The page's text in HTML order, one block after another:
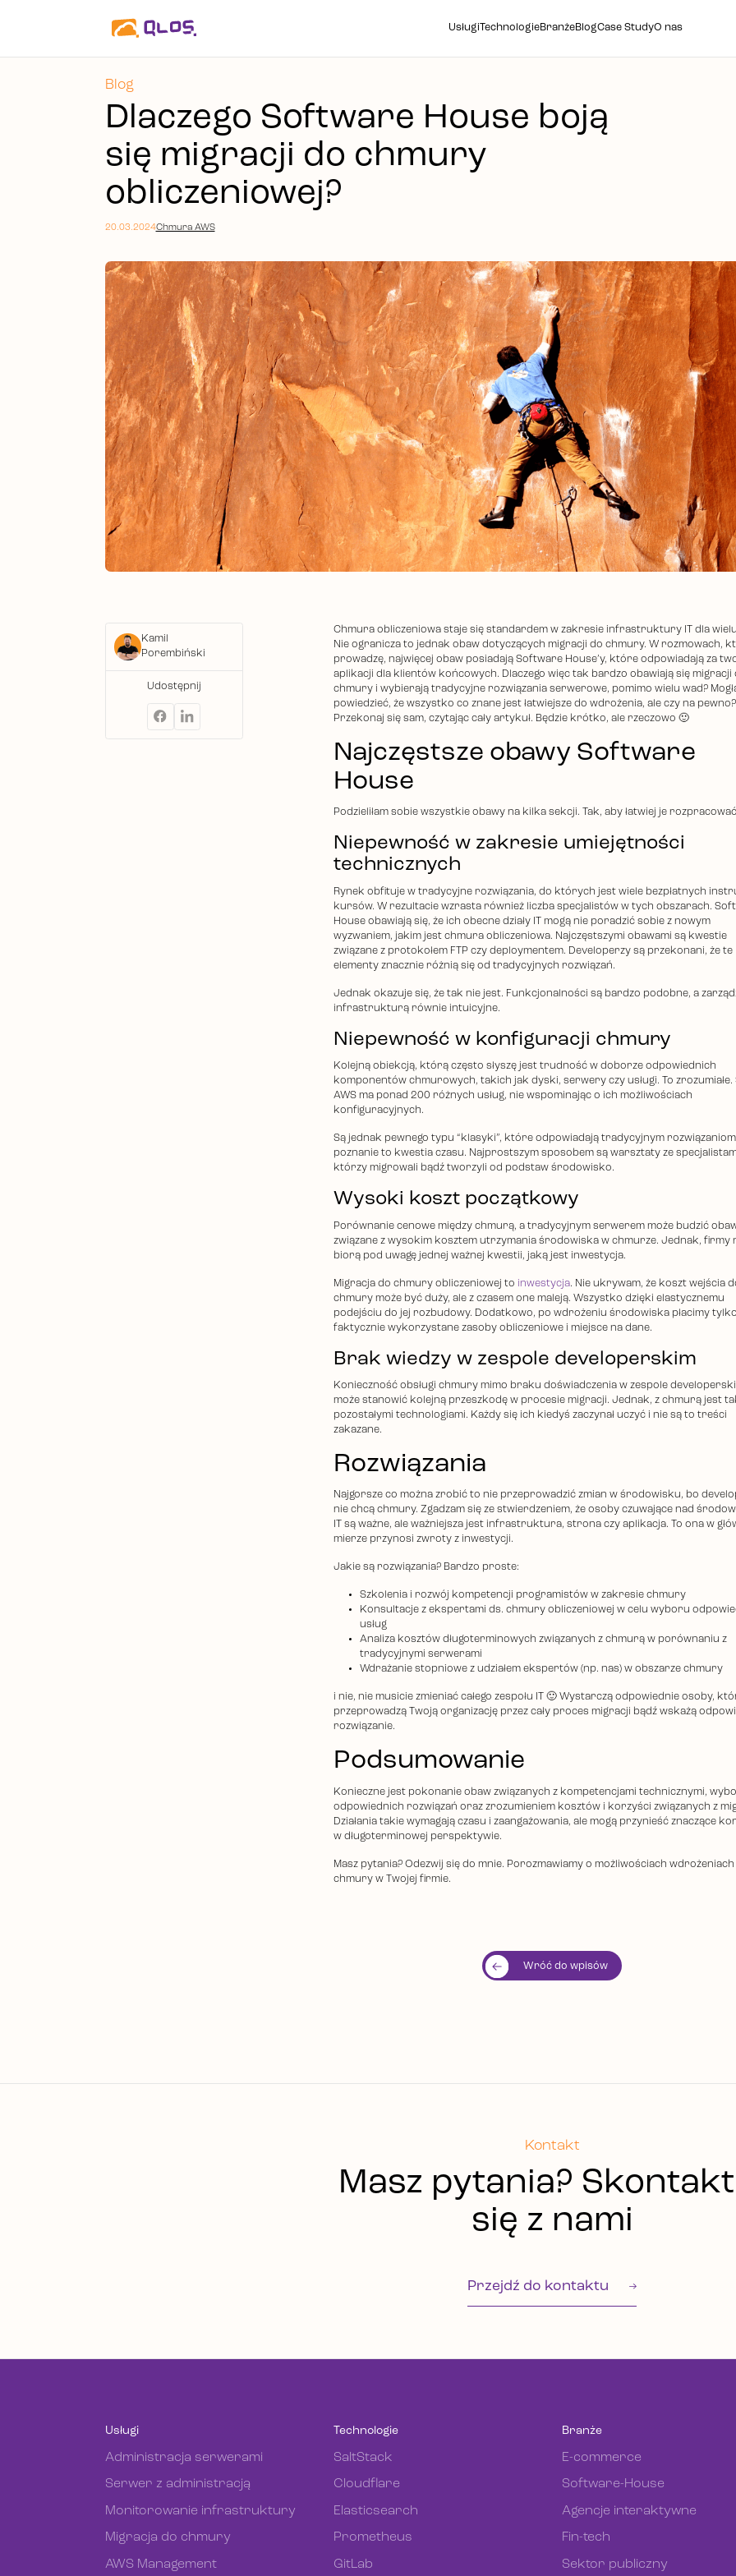
Usługi TechnologieBranżeBlogCase StudyO nas
Blog
Dlaczego Software House boją
się migracji do chmury
obliczeniowej?
20.03.2024Chmura AWS
Kamil
Porembiński
Udostępnij
Chmura obliczeniowa staje się standardem w zakresie infrastruktury IT dla
Nie ogranicza to jednak obaw dotyczących migracji do chmury. W rozmowach,
prowadzę, najwięcej obaw posiadają Software House’y, które odpowiadają za
aplikacji dla klientów końcowych. Dlaczego więc tak bardzo obawiają się migracji
chmury i wybierają tradycyjne rozwiązania serwerowe, pomimo wielu wad?
powiedzieć, że wszystko co znane jest łatwiejsze do wdrożenia, ale czy na pewno?
Przekonaj się sam, czytając cały artykuł. Będzie krótko, ale rzeczowo 🙂
Najczęstsze obawy Software
House
Podzieliłam sobie wszystkie obawy na kilka sekcji. Tak, aby łatwiej je
Niepewność w zakresie umiejętności
technicznych
Rynek obfituje w tradycyjne rozwiązania, do których jest wiele bezpłatnych
kursów. W rezultacie wzrasta również liczba specjalistów w tych obszarach.
House obawiają się, że ich obecne działy IT mogą nie poradzić sobie z nowym
wyzwaniem, jakim jest chmura obliczeniowa. Najczęstszymi obawami są kwestie
związane z protokołem FTP czy deploymentem. Developerzy są przekonani, że te
elementy znacznie różnią się od tradycyjnych rozwiązań.
Jednak okazuje się, że tak nie jest. Funkcjonalności są bardzo podobne, a
infrastrukturą równie intuicyjne.
Niepewność w konfiguracji chmury
Kolejną obiekcją, którą często słyszę jest trudność w doborze odpowiednich
komponentów chmurowych, takich jak dyski, serwery czy usługi. To zrozumiałe.
AWS ma ponad 200 różnych usług, nie wspominając o ich możliwościach
konfiguracyjnych.
Są jednak pewnego typu “klasyki”, które odpowiadają tradycyjnym
poznanie to kwestia czasu. Najprostszym sposobem są warsztaty ze
którzy migrowali bądź tworzyli od podstaw środowisko.
Wysoki koszt początkowy
Porównanie cenowe między chmurą, a tradycyjnym serwerem może budzić
związane z wysokim kosztem utrzymania środowiska w chmurze. Jednak, firmy
biorą pod uwagę jednej ważnej kwestii, jaką jest inwestycja.
Migracja do chmury obliczeniowej to inwestycja. Nie ukrywam, że koszt wejścia
chmury może być duży, ale z czasem one maleją. Wszystko dzięki elastycznemu
podejściu do jej rozbudowy. Dodatkowo, po wdrożeniu środowiska płacimy
faktycznie wykorzystane zasoby obliczeniowe i miejsce na dane.
Brak wiedzy w zespole developerskim
Konieczność obsługi chmury mimo braku doświadczenia w zespole
może stanowić kolejną przeszkodę w procesie migracji. Jednak, z chmurą jest
pozostałymi technologiami. Każdy się ich kiedyś zaczynał uczyć i nie są to treści
zakazane.
Rozwiązania
Najgorsze co można zrobić to nie przeprowadzić zmian w środowisku, bo
nie chcą chmury. Zgadzam się ze stwierdzeniem, że osoby czuwające nad
IT są ważne, ale ważniejsza jest infrastruktura, strona czy aplikacja. To ona w
mierze przynosi zwroty z inwestycji.
Jakie są rozwiązania? Bardzo proste:
Szkolenia i rozwój kompetencji programistów w zakresie chmury
Konsultacje z ekspertami ds. chmury obliczeniowej w celu wyboru
usług
Analiza kosztów długoterminowych związanych z chmurą w porównaniu z
tradycyjnymi serwerami
Wdrażanie stopniowe z udziałem ekspertów (np. nas) w obszarze chmury
i nie, nie musicie zmieniać całego zespołu IT 🙂 Wystarczą odpowiednie osoby,
przeprowadzą Twoją organizację przez cały proces migracji bądź wskażą
rozwiązanie.
Podsumowanie
Konieczne jest pokonanie obaw związanych z kompetencjami technicznymi,
odpowiednich rozwiązań oraz zrozumieniem kosztów i korzyści związanych z
Działania takie wymagają czasu i zaangażowania, ale mogą przynieść znaczące
w długoterminowej perspektywie.
Masz pytania? Odezwij się do mnie. Porozmawiamy o możliwościach wdrożeniach
chmury w Twojej firmie.
Wróć do wpisów
Kontakt
Masz pytania?
się z nami
Przejdź do kontaktu
Usługi
Administracja serwerami
Serwer z administracją
Monitorowanie infrastruktury
Migracja do chmury
AWS Management
Technologie
SaltStack
Cloudflare
Elasticsearch
Prometheus
GitLab
Branże
E-commerce
Software-House
Agencje interaktywne
Fin-tech
Sektor publiczny